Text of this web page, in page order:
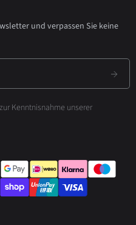
und verpassen Sie keine
Kenntnisnahme unserer